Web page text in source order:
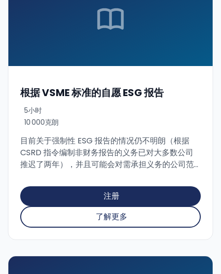
根据 VSME 标准的自愿 ESG 报告
5小时
10 000克朗
目前关于强制性 ESG 报告的情况仍不明朗（根据
CSRD 指令编制非财务报告的义务已对大多数公司
推迟了两年），并且可能会对需承担义务的公司范
从公司消失。 无论是来自供应链关系、银行还是公
众的压力，亦或是可持续性已经深植于那些希望继
续对社会和环境负责任的特定组织的基因中。自愿
ESG 报告不仅使组织能够对其 ESG 方法进行详细的
的 VSME 标准（非上市中小企业自愿可持续报告标
注册
了解更多